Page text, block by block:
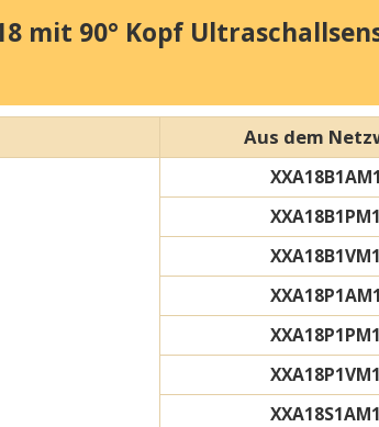
mit 90° Kopf
Aus dem